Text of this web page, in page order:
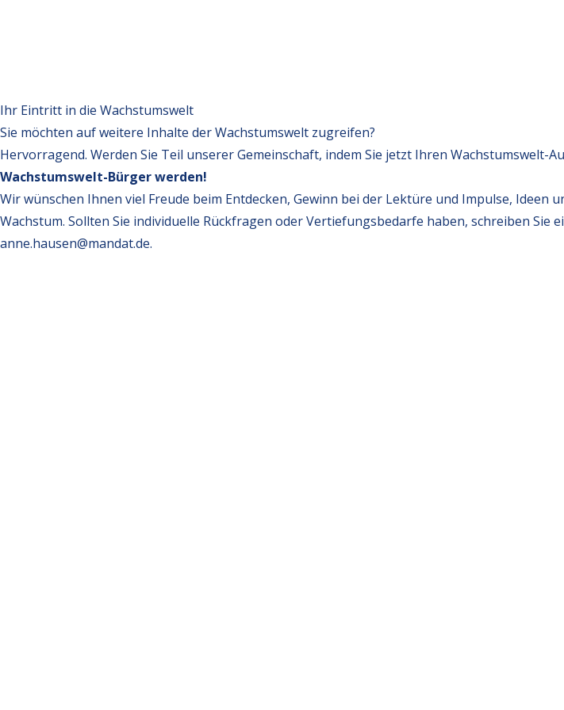
Ihr Eintritt in die Wachstumswelt
Sie möchten auf weitere Inhalte der Wachstumswelt zugreifen?
Hervorragend. Werden Sie Teil unserer Gemeinschaft, indem Sie jetzt Ihren Wachstumswelt-
Wachstumswelt-Bürger werden!
Wir wünschen Ihnen viel Freude beim Entdecken, Gewinn bei der Lektüre und Impulse, Ideen
Wachstum. Sollten Sie individuelle Rückfragen oder Vertiefungsbedarfe haben, schreiben Sie
anne.hausen@mandat.de.